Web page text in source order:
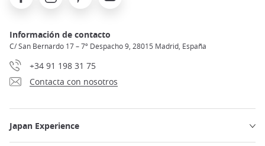
Información de contacto
C/ San Bernardo 17 – 7º Despacho 9, 28015 Madrid, España
+34 91 198 31 75
Contacta con nosotros
Japan Experience